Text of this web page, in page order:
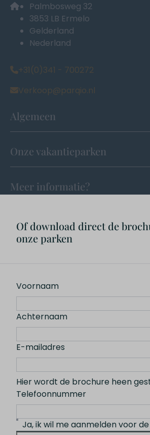
Palmbosweg 32
3853 LB Ermelo
Gelderland
Nederland
+31(0)341 - 700272
Verkoop@parqio.nl
Algemeen
Onze vakantieparken
Meer informatie?
Mis niks!
E-mailadres
zijn van toepassing.
Of download direct de
onze parken
Voornaam
Achternaam
E-mailadres
Hier wordt de brochure heen
Telefoonnummer
Ja, ik wil me aanmelden voor